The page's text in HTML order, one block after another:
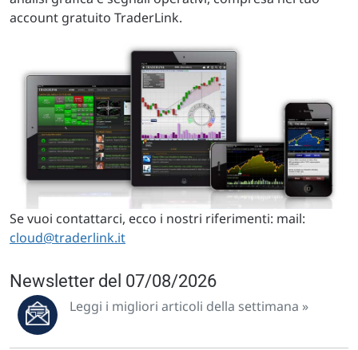
account gratuito TraderLink.
Se vuoi contattarci, ecco i nostri riferimenti: mail:
cloud@traderlink.it
Newsletter del 07/08/2026
Leggi i migliori articoli della settimana »